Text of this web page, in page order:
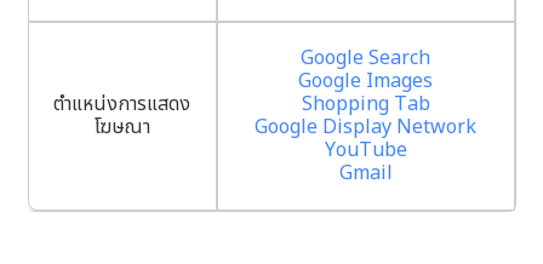
ตำแหน่งการแสดง
โฆษณา
Google Search
Google Images
Shopping Tab
Google Display Network
YouTube
Gmail